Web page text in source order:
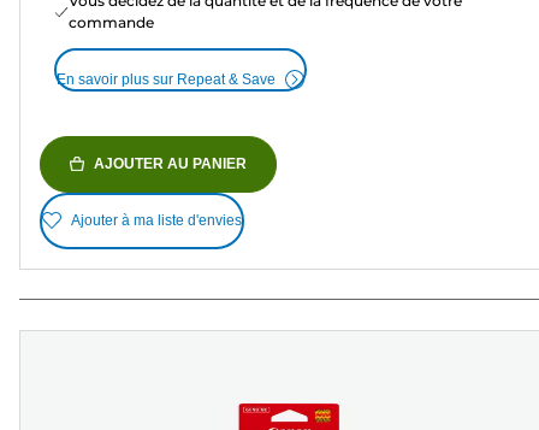
commande
En savoir plus sur Repeat & Save
AJOUTER AU PANIER
Ajouter à ma liste d'envies